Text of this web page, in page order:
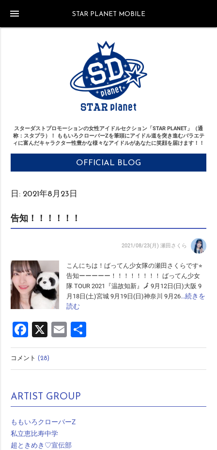
STAR PLANET MOBILE
menu
スターダストプロモーションの女性アイドルセクション「STAR PLANET」（通
称：スタプラ）！
ももいろクローバーZを筆頭にアイドル道を突き進むバラエテ
ィに富んだキャラクター性豊かな様々なアイドルがあなたに笑顔を届けます！！
OFFICIAL BLOG
日: 2021年8月23日
告知！！！！！！
2021/08/23(月) 瀬田さくら
こんにちは！ばってん少女隊の瀬田さくらです⭐︎
告知ーーーーー！！！！！！！！ ばってん少女
隊 TOUR 2021『温故知新』🗾 9月12日(日)大阪 9
月18日(土)宮城 9月19日(日)神奈川 9月26…続きを
読む
Facebook
X Email
有
コメント(28)
ARTIST GROUP
ももいろクローバーZ
私立恵比寿中学
超ときめき♡宣伝部